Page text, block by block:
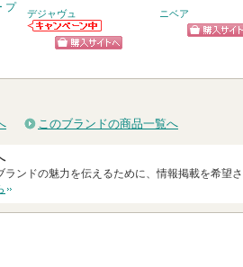
プ
デジャヴュ
デジャヴュから
のお知らせがあ
ニベア
このブランドの商品一覧へ
ランドの魅力を伝えるために、情報掲載を希望